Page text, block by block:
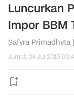
Luncurkan
Impor BBM
Safyra Primadhyta |
Jumat, 24 Jul 2015